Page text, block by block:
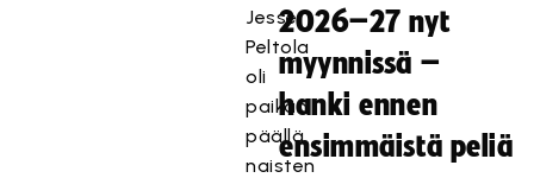
Jesse
Peltola
oli
paikan
päällä
naisten
2026–27 nyt
myynnissä –
hanki ennen
ensimmäistä peliä